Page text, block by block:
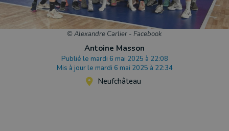
© Alexandre Carlier - Facebook
Antoine Masson
Publié le mardi 6 mai 2025 à 22:08
Mis à jour le mardi 6 mai 2025 à 22:34
Neufchâteau